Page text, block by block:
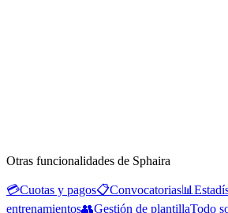
Otras funcionalidades de Sphaira
💳Cuotas y pagos📋Convocatorias📊
entrenamientos👥Gestión de plantillaTodo